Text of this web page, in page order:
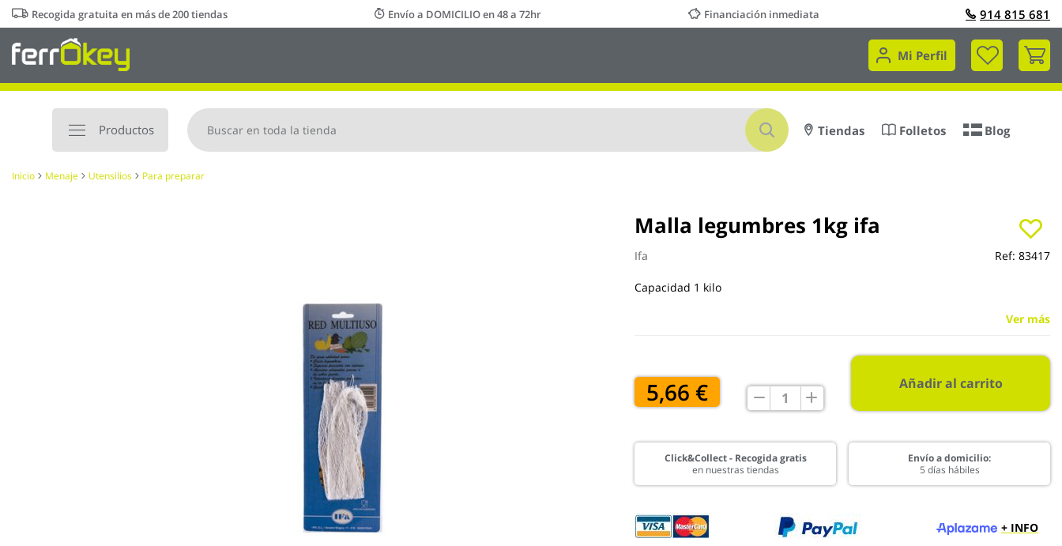
Ir
al
contenido
Recogida gratuita en más de 200 tiendas Envío a DOMICILIO en 48 a 72hr Financiación inmediata 914 815 681
Mi Perfil
Mi
Productos
Buscar
Tiendas Folletos Blog
Inicio Menaje Utensilios Para preparar
Malla legumbres 1kg ifa
Ifa Ref: 83417
Capacidad 1 kilo
Ver más
5,66 € Añadir al carrito
Click&Collect - Recogida gratis
en nuestras tiendas
Envío a domicilio:
5 días hábiles
+ INFO